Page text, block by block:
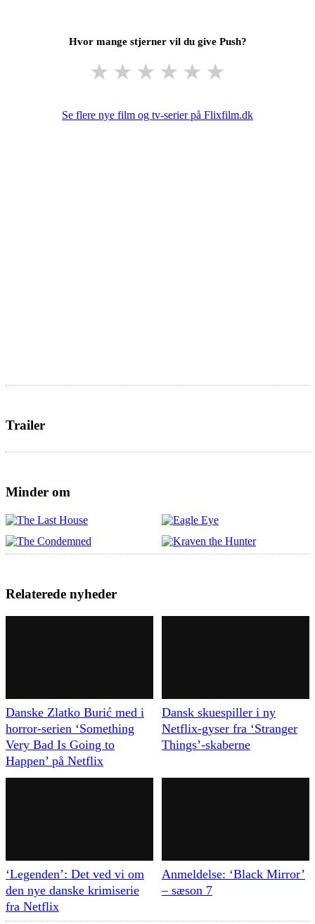
Hvor mange stjerner vil du give Push?
★ ★ ★ ★ ★ ★
Se flere nye film og tv-serier på Flixfilm.dk
Trailer
Minder om
Relaterede nyheder
Danske Zlatko Burić med i
horror-serien ‘Something
Very Bad Is Going to
Happen’ på Netflix
Dansk skuespiller i ny
Netflix-gyser fra ‘Stranger
Things’-skaberne
‘Legenden’: Det ved vi om
den nye danske krimiserie
fra Netflix
Anmeldelse: ‘Black Mirror’
– sæson 7